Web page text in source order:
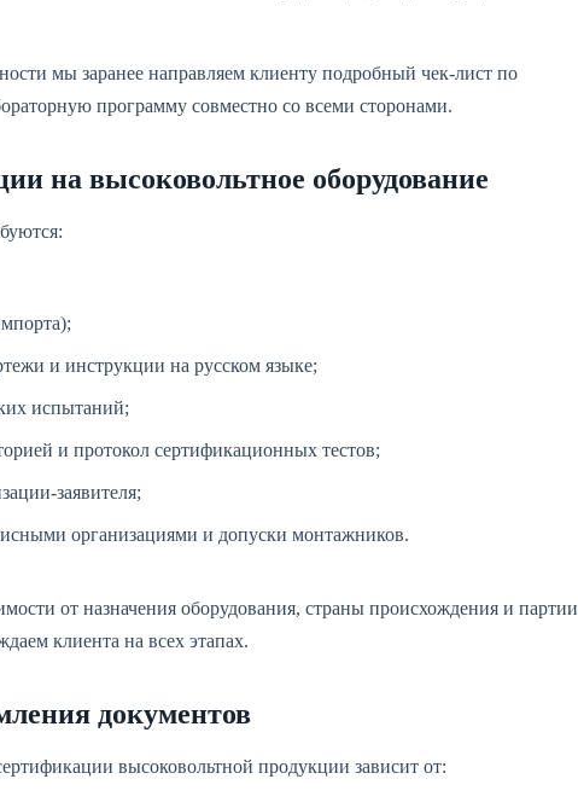
мы заранее направляем клиенту подробный чек-лист по
программу совместно со всеми сторонами.
на высоковольтное оборудование
и инструкции на русском языке;
испытаний;
и протокол сертификационных тестов;
заявителя;
организациями и допуски монтажников.
от назначения оборудования, страны происхождения и партии
клиента на всех этапах.
документов
высоковольтной продукции зависит от: